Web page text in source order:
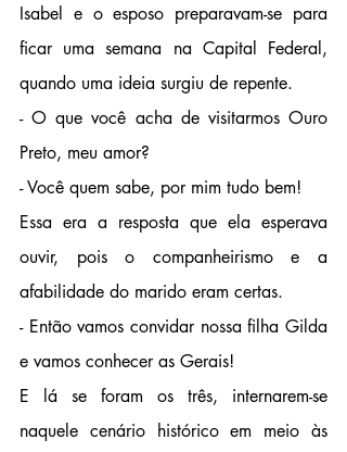
Isabel e o esposo preparavam-se para
ficar uma semana na Capital Federal,
quando uma ideia surgiu de repente.
- O que você acha de visitarmos Ouro
Preto, meu amor?
- Você quem sabe, por mim tudo bem!
Essa era a resposta que ela esperava
ouvir, pois o companheirismo e a
afabilidade do marido eram certas.
- Então vamos convidar nossa filha Gilda
e vamos conhecer as Gerais!
E lá se foram os três, internarem-se
naquele cenário histórico em meio às